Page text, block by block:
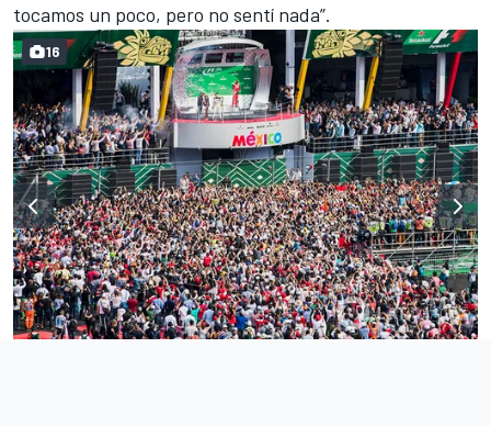
tocamos un poco, pero no sentí nada”.
16